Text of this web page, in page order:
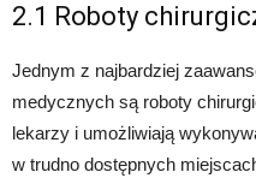
2.1 Roboty
Jednym z najbardziej
medycznych są roboty
lekarzy i umożliwiają
w trudno dostępnych